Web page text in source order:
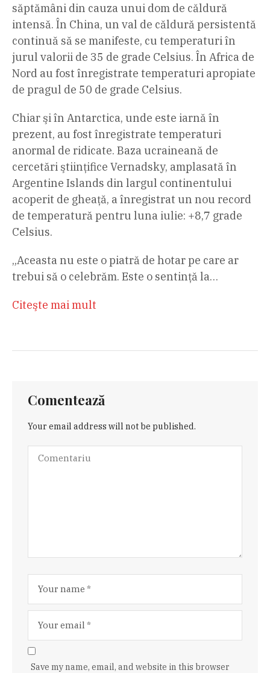
săptămâni din cauza unui dom de căldură
intensă. În China, un val de căldură persistentă
continuă să se manifeste, cu temperaturi în
jurul valorii de 35 de grade Celsius. În Africa de
Nord au fost înregistrate temperaturi apropiate
de pragul de 50 de grade Celsius.
Chiar şi în Antarctica, unde este iarnă în
prezent, au fost înregistrate temperaturi
anormal de ridicate. Baza ucraineană de
cercetări ştiinţifice Vernadsky, amplasată în
Argentine Islands din largul continentului
acoperit de gheaţă, a înregistrat un nou record
de temperatură pentru luna iulie: +8,7 grade
Celsius.
„Aceasta nu este o piatră de hotar pe care ar
trebui să o celebrăm. Este o sentinţă la…
Citeşte mai mult
Comentează
Your email address will not be published.
Save my name, email, and website in this browser